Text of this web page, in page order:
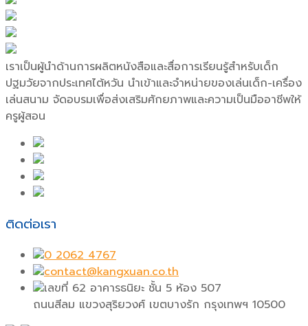
เราเป็นผู้นำด้านการผลิตหนังสือและสื่อการเรียนรู้สำหรับเด็ก
ปฐมวัยจากประเทศไต้หวัน นำเข้าและจำหน่ายของเล่นเด็ก-เครื่อง
เล่นสนาม จัดอบรมเพื่อส่งเสริมศักยภาพและความเป็นมืออาชีพให้
ครูผู้สอน
ติดต่อเรา
0 2062 4767
contact@kangxuan.co.th
เลขที่ 62 อาคารธนิยะ ชั้น 5 ห้อง 507
ถนนสีลม แขวงสุริยวงศ์ เขตบางรัก กรุงเทพฯ 10500